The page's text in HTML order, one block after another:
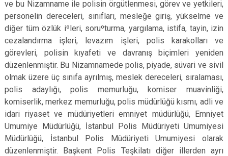
ve bu Nizamname ile polisin örgütlenmesi, görev ve yetkileri,
personelin dereceleri, sınıfları, mesleğe giriş, yükselme ve
diğer tüm özlük iºleri, soruºturma, yargılama, istifa, tayin, izin
cezalandırma işleri, levazım işleri, polis karakolları ve
görevleri, polisin kıyafeti ve davranış biçimleri yeniden
düzenlenmiştir. Bu Nizamnamede polis, piyade, süvari ve sivil
olmak üzere üç sınıfa ayrılmış, meslek dereceleri, sıralaması,
polis adaylığı, polis memurluğu, komiser muavinliği,
komiserlik, merkez memurluğu, polis müdürlüğü kısmı, adli ve
idari riyaset ve müdüriyetleri emniyet müdürlüğü, Emniyet
Umumiye Müdürlüğü, İstanbul Polis Müdüriyeti Umumiyesi
Müdürlüğü, İstanbul Polis Müdüriyeti Umumiyesi olarak
düzenlenmiştir. Başkent Polis Teşkilatı diğer illerden ayrı